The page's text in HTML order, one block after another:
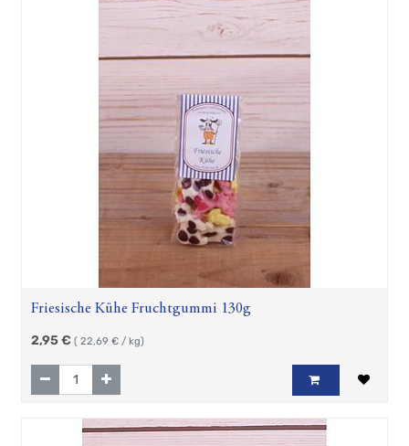
Friesische Kühe Fruchtgummi 130g
2,95€ ( 22,69 € / kg)